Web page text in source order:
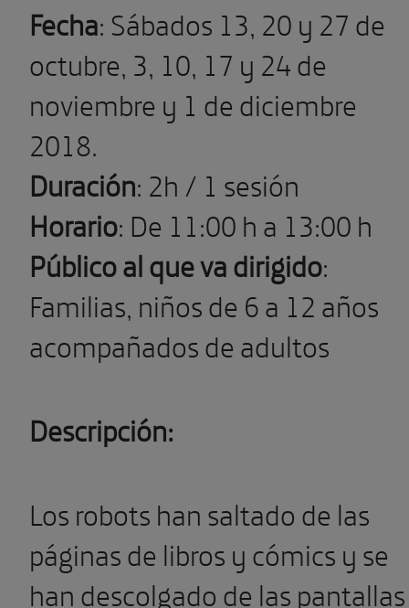
Fecha: Sábados 13, 20 y 27 de
octubre, 3, 10, 17 y 24 de
noviembre y 1 de diciembre
2018.
Duración: 2h / 1 sesión
Horario: De 11:00 h a 13:00 h
Público al que va dirigido:
Familias, niños de 6 a 12 años
acompañados de adultos
Descripción:
Los robots han saltado de las
páginas de libros y cómics y se
han descolgado de las pantallas